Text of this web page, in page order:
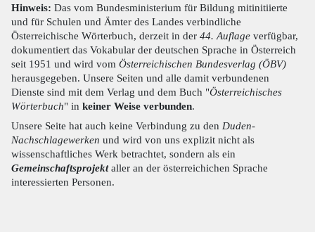
Hinweis: Das vom Bundesministerium für Bildung mitinitiierte
und für Schulen und Ämter des Landes verbindliche
Österreichische Wörterbuch, derzeit in der 44. Auflage verfügbar,
dokumentiert das Vokabular der deutschen Sprache in Österreich
seit 1951 und wird vom Österreichischen Bundesverlag (ÖBV)
herausgegeben. Unsere Seiten und alle damit verbundenen
Dienste sind mit dem Verlag und dem Buch "Österreichisches
Wörterbuch" in keiner Weise verbunden.
Unsere Seite hat auch keine Verbindung zu den Duden-
Nachschlagewerken und wird von uns explizit nicht als
wissenschaftliches Werk betrachtet, sondern als ein
Gemeinschaftsprojektaller an der österreichichen Sprache
interessierten Personen.